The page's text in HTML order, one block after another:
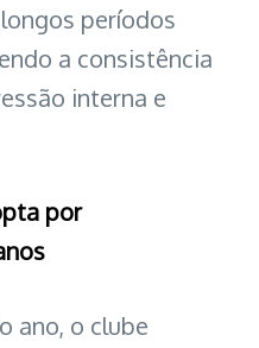
períodos
a consistência
interna e
por
ano, o clube